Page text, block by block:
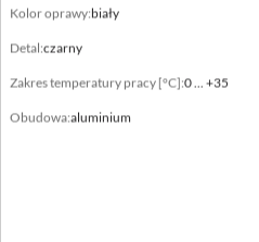
Kolor oprawy:biały
Detal:czarny
Zakres temperatury pracy [°C]:0 ... +35
Obudowa:aluminium
Montaż
Kolor oprawy